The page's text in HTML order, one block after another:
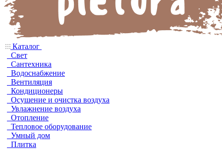
Каталог
Свет
Сантехника
Водоснабжение
Вентиляция
Кондиционеры
Осушение и очистка воздуха
Увлажнение воздуха
Отопление
Тепловое оборудование
Умный дом
Плитка